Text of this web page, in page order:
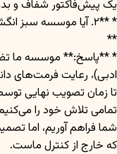
یک پیش‌فاکتور شفاف و
* **۲. آیا موسسه سبز
**
ادبی)، رعایت فرمت‌های
تا زمان تصویب نهایی
تمامی تلاش خود را
شما فراهم آوریم، اما
که خارج از کنترل ماست.